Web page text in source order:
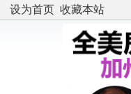
设为首页 收藏本站